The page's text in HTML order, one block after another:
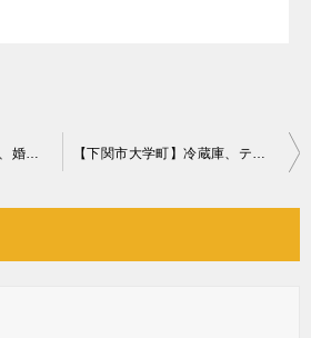
【下関市豊田町】テレビ、婚礼タンス、自動車タイヤ、テレビ等の回収 【下関市大学町】冷蔵庫、テレビ、布団などの出張不用品回収・処分ご依頼